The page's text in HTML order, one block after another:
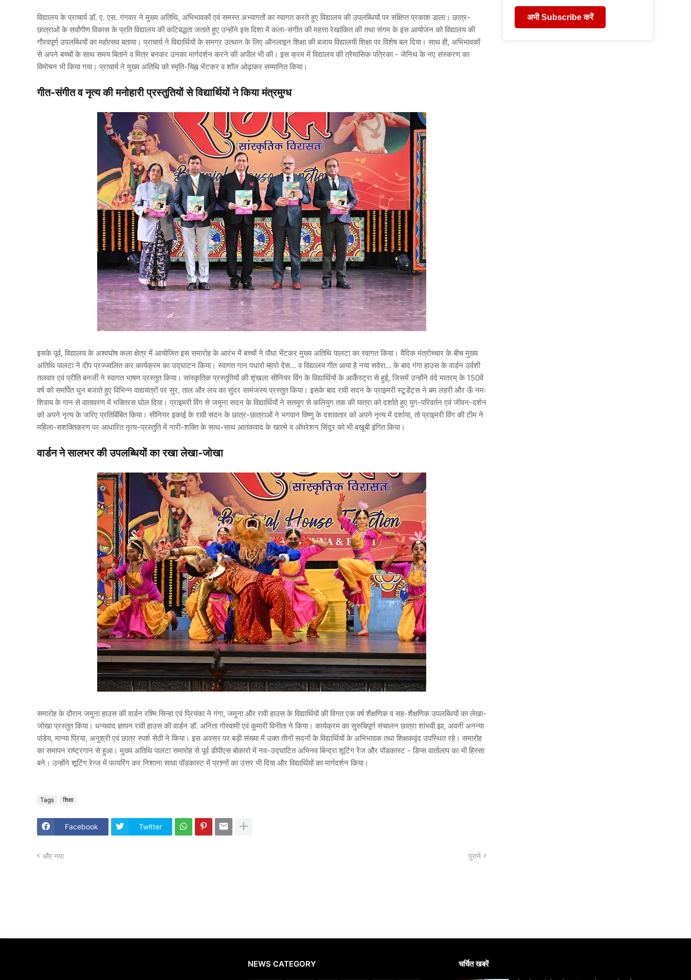
विद्यालय के प्राचार्य डॉ. ए. एस. गंगवार ने मुख्य अतिथि, अभिभावकों एवं समस्त अभ्यागतों का स्वागत करते हुए विद्यालय की उपलब्धियों पर संक्षिप्त प्रकाश डाला। छात्र-
छात्राओं के सर्वांगीण विकास के प्रति विद्यालय की कटिबद्धता जताते हुए उन्होंने इस दिशा में कला-संगीत की महत्ता रेखांकित की तथा संगम के इस आयोजन को विद्यालय की
गौरवपूर्ण उपलब्धियों का महोत्सव बताया। प्राचार्य ने विद्यार्थियों के समग्र उत्थान के लिए ऑनलाइन शिक्षा की बजाय विद्यालयी शिक्षा पर विशेष बल दिया। साथ ही, अभिभावकों
से अपने बच्चों के साथ समय बिताने व मित्र बनकर उनका मार्गदर्शन करने की अपील भी की। इस क्रम में विद्यालय की त्रैमासिक पत्रिका - जेनिथ के नए संस्करण का
विमोचन भी किया गया। प्राचार्य ने मुख्य अतिथि को स्मृति-चिह्न भेंटकर व शॉल ओढ़ाकर सम्मानित किया।
गीत-संगीत व नृत्य की मनोहारी प्रस्तुतियों से विद्यार्थियों ने किया मंत्रमुग्ध
इसके पूर्व, विद्यालय के अश्वघोष कला क्षेत्र में आयोजित इस समारोह के आरंभ में बच्चों ने पौधा भेंटकर मुख्य अतिथि पालटा का स्वागत किया। वैदिक मंत्रोच्चार के बीच मुख्य
अतिथि पालटा ने दीप प्रज्ज्वलित कर कार्यक्रम का उद्घाटन किया। स्वागत गान पधारो म्हारो देस... व विद्यालय गीत आया है नया सवेरा... के बाद गंगा हाउस के वार्डन उर्वशी
तलवार एवं प्रीति बनर्जी ने स्वागत भाषण प्रस्तुत किया। सांस्कृतिक प्रस्तुतियों की शृंखला सीनियर विंग के विद्यार्थियों के आर्केस्ट्रा से हुई, जिसमें उन्होंने वंदे मातरम् के 150वें
वर्ष को समर्पित धुन बजाते हुए विभिन्न वाद्ययंत्रों पर सुर, ताल और लय का सुंदर सामंजस्य प्रस्तुत किया। इसके बाद रावी सदन के प्राइमरी स्टूडेंट्स ने बम लहरी और ऊँ नमः
शिवाय के गान से वातावरण में भक्तिरस घोल दिया। प्राइमरी विंग से जमुना सदन के विद्यार्थियों ने सतयुग से कलियुग तक की यात्रा को दर्शाते हुए युग-परिवर्तन एवं जीवन-दर्शन
को अपने नृत्य के जरिए प्रतिबिंबित किया। सीनियर इकाई के रावी सदन के छात्र-छात्राओं ने भगवान विष्णु के दशावतार को अपने नृत्य में दर्शाया, तो प्राइमरी विंग की टीम ने
महिला-सशक्तिकरण पर आधारित नृत्य-प्रस्तुति में नारी-शक्ति के साथ-साथ आतंकवाद के खात्मे व ऑपरेशन सिंदूर को भी बखूबी इंगित किया।
वार्डन ने सालभर की उपलब्धियों का रखा लेखा-जोखा
समारोह के दौरान जमुना हाउस की वार्डन रश्मि सिन्हा एवं प्रियंका ने गंगा, जमुना और रावी हाउस के विद्यार्थियों की विगत एक वर्ष शैक्षणिक व सह-शैक्षणिक उपलब्धियों का लेखा-
जोखा प्रस्तुत किया। धन्यवाद ज्ञापन रावी हाउस की वार्डन डॉ. अनिता गोस्वामी एवं कुमारी विनीता ने किया। कार्यक्रम का सुरुचिपूर्ण संचालन छात्रा शांभवी झा, अवनी अनन्या
पांडेय, मान्या प्रिया, अनुश्री एवं छात्र स्पर्श सेठी ने किया। इस अवसर पर बड़ी संख्या में उक्त तीनों सदनों के विद्यार्थियों के अभिभावक तथा शिक्षकवृंद उपस्थित रहे। समारोह
का समापन राष्ट्रगान से हुआ। मुख्य अतिथि पालटा समारोह से पूर्व डीपीएस बोकारो में नव-उद्घाटित अभिनव बिन्द्रा शूटिंग रेंज और पॉडकास्ट - डिप्स वार्तालाप का भी हिस्सा
बने। उन्होंने शूटिंग रेन्ज में फायरिंग कर निशाना साधा पॉडकास्ट में प्रश्नों का उत्तर भी दिया और विद्यार्थियों का मार्गदर्शन किया।
Tags शिक्षा
Facebook Twitter
और नया पुराने
अभी Subscribe करें
NEWS CATEGORY चर्चित खबरें